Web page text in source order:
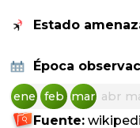
Estado
Época
ene feb mar abr
Fuente: